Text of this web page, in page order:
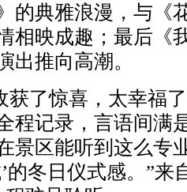
的典雅浪漫，与《
相映成趣；最后《
出推向高潮。
获了惊喜，太幸福
程记录，言语间满
景区能听到这么专
的冬日仪式感。”来